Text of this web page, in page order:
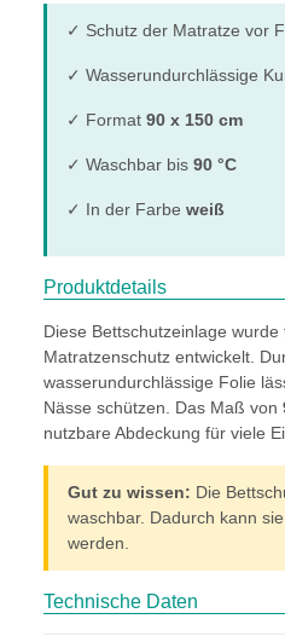
✓ Schutz der Matratze vor
✓ Wasserundurchlässige
✓ Format 90 x 150 cm
✓ Waschbar bis 90 °C
✓ In der Farbe weiß
Produktdetails
Diese Bettschutzeinlage
Matratzenschutz entwickelt.
wasserundurchlässige Folie
Nässe schützen. Das Maß von
nutzbare Abdeckung für viele
Gut zu wissen: Die
waschbar. Dadurch kann
werden.
Technische Daten